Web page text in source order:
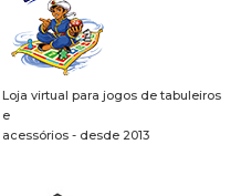
Loja virtual para jogos de tabuleiros
e
acessórios - desde 2013